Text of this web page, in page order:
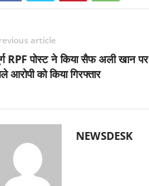
article
RPF पोस्ट ने किया सैफ अली खान
आरोपी को किया गिरफ्तार
NEWSDESK